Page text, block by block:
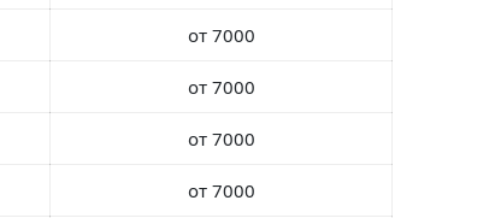
от 7000
от 7000
от 7000
от 7000